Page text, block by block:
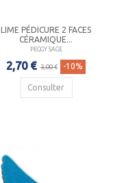
LIME PÉDICURE 2 FACES
CÉRAMIQUE...
PEGGY SAGE
2,70 € 3,00 € -10%
Consulter